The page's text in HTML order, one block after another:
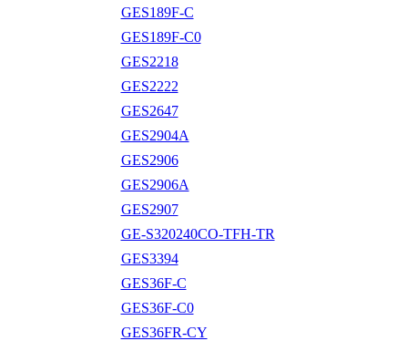
GES189F-C
GES189F-C0
GES2218
GES2222
GES2647
GES2904A
GES2906
GES2906A
GES2907
GE-S320240CO-TFH-TR
GES3394
GES36F-C
GES36F-C0
GES36FR-CY